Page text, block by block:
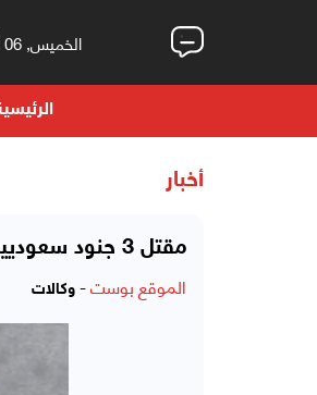
الخميس, 06 أغسطس, 2026 03:18 مساءً
أخبار
مقتل 3 جنود سعوديين في معارك مع الحوثيين على الشريط الحدودي لليمن
الموقع بوست- وكالات